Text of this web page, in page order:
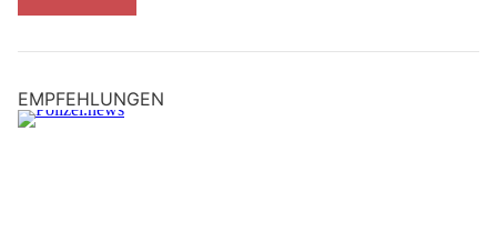
EMPFEHLUNGEN